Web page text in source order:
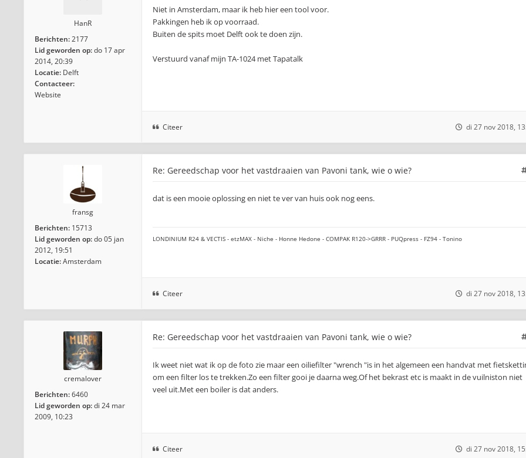
HanR
Berichten:2177
Lid geworden op:do 17 apr
2014, 20:39
Locatie: Delft
Contacteer:
Website
Niet in Amsterdam, maar ik heb hier een tool voor.
Pakkingen heb ik op voorraad.
Buiten de spits moet Delft ook te doen zijn.
Verstuurd vanaf mijn TA-1024 met Tapatalk
Citeer di 27 nov 2018,
fransg
Berichten: 15713
Lid geworden op:do 05 jan
2012, 19:51
Locatie:Amsterdam
Re: Gereedschap voor het vastdraaien van Pavoni tank, wie o wie?
dat is een mooie oplossing en niet te ver van huis ook nog eens.
LONDINIUM R24 & VECTIS - etzMAX - Niche - Honne Hedone - COMPAK R120->GRRR - PUQpress - FZ94 - Tonino
Citeer di 27 nov 2018,
cremalover
Berichten:6460
Lid geworden op:di 24 mar
2009, 10:23
Re: Gereedschap voor het vastdraaien van Pavoni tank, wie o wie?
Ik weet niet wat ik op de foto zie maar een oiliefilter "wrench "is in het algemeen een handvat met
om een filter los te trekken.Zo een filter gooi je daarna weg.Of het bekrast etc is maakt in de vuilniston niet
veel uit.Met een boiler is dat anders.
Citeer di 27 nov 2018,